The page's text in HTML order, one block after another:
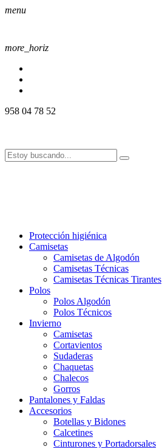
menu
more_horiz
958 04 78 52
Protección higiénica
Camisetas
Camisetas de Algodón
Camisetas Técnicas
Camisetas Técnicas Tirantes
Polos
Polos Algodón
Polos Técnicos
Invierno
Camisetas
Cortavientos
Sudaderas
Chaquetas
Chalecos
Gorros
Pantalones y Faldas
Accesorios
Botellas y Bidones
Calcetines
Cinturones y Portadorsales